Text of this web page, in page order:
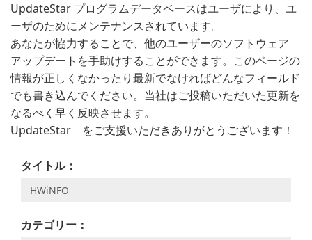
UpdateStar プログラムデータベースはユーザにより、ユ
ーザのためにメンテナンスされています。
あなたが協力することで、他のユーザーのソフトウェア
アップデートを手助けすることができます。このページの
情報が正しくなかったり最新でなければどんなフィールド
でも書き込んでください。当社はご投稿いただいた更新を
なるべく早く反映させます。
UpdateStar をご支援いただきありがとうございます！
タイトル：
カテゴリー：